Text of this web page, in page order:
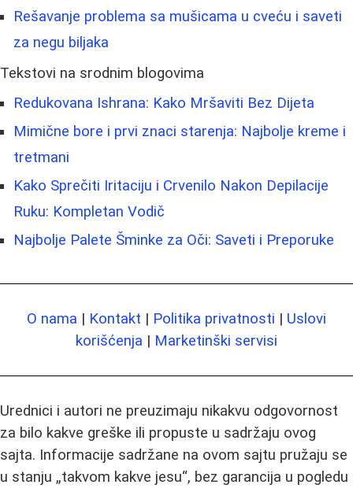
Rešavanje problema sa mušicama u cveću i saveti
za negu biljaka
Tekstovi na srodnim blogovima
Redukovana Ishrana: Kako Mršaviti Bez Dijeta
Mimične bore i prvi znaci starenja: Najbolje kreme i
tretmani
Kako Sprečiti Iritaciju i Crvenilo Nakon Depilacije
Ruku: Kompletan Vodič
Najbolje Palete Šminke za Oči: Saveti i Preporuke
O nama | Kontakt | Politika privatnosti | Uslovi
korišćenja | Marketinški servisi
Urednici i autori ne preuzimaju nikakvu odgovornost
za bilo kakve greške ili propuste u sadržaju ovog
sajta. Informacije sadržane na ovom sajtu pružaju se
u stanju „takvom kakve jesu“, bez garancija u pogledu